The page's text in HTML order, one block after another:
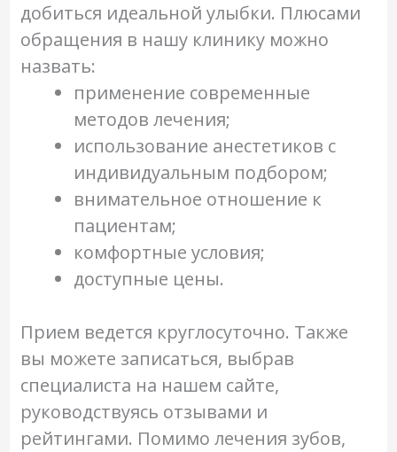
добиться идеальной улыбки. Плюсами
обращения в нашу клинику можно
назвать:
применение современные
методов лечения;
использование анестетиков с
индивидуальным подбором;
внимательное отношение к
пациентам;
комфортные условия;
доступные цены.
Прием ведется круглосуточно. Также
вы можете записаться, выбрав
специалиста на нашем сайте,
руководствуясь отзывами и
рейтингами. Помимо лечения зубов,